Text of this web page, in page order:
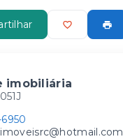
imobiliária
6950